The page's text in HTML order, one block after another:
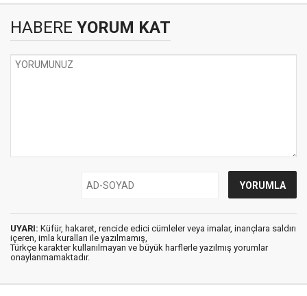
HABERE YORUM KAT
UYARI: Küfür, hakaret, rencide edici cümleler veya imalar, inançlara saldırı
içeren, imla kuralları ile yazılmamış,
Türkçe karakter kullanılmayan ve büyük harflerle yazılmış yorumlar
onaylanmamaktadır.